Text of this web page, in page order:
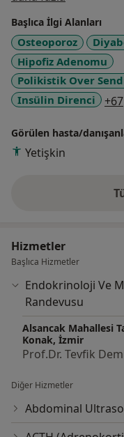
Endokrinoloji ve
hizmet vermektedir.
Başlıca İlgi Alanları
Osteoporoz
Hipofiz Adenomu
Polikistik Over
Insülin Direnci
+67
Görülen hasta/
Yetişkin
Hizmetler
Başlıca Hizmetler
Endokrinoloji Ve
Randevusu
Alsancak Mahallesi
Konak, İzmir
Prof.Dr. Tevfik
Diğer Hizmetler
Abdominal